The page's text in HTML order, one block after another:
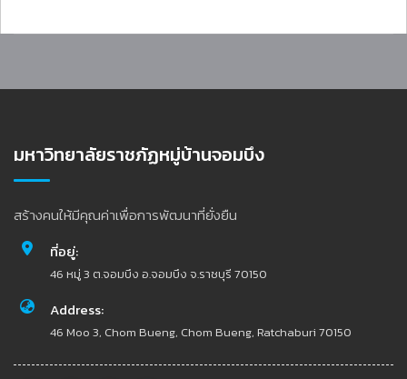
มหาวิทยาลัยราชภัฏหมู่บ้านจอมบึง
สร้างคนให้มีคุณค่าเพื่อการพัฒนาที่ยั่งยืน
ที่อยู่:
46 หมู่ 3 ต.จอมบึง อ.จอมบึง จ.ราชบุรี 70150
Address:
46 Moo 3, Chom Bueng, Chom Bueng, Ratchaburi 70150